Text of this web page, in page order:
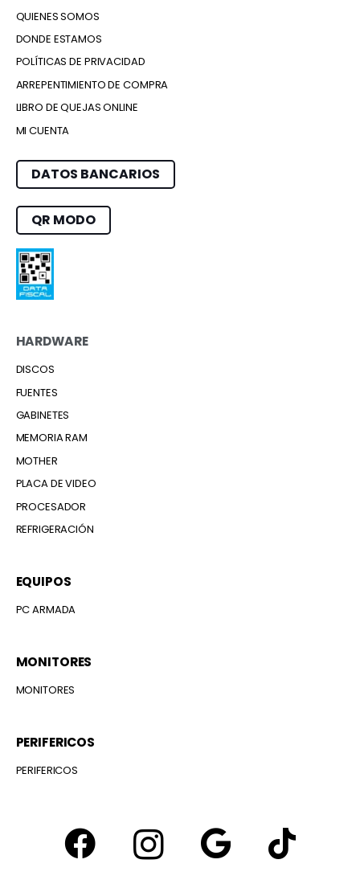
QUIENES SOMOS
DONDE ESTAMOS
POLÍTICAS DE PRIVACIDAD
ARREPENTIMIENTO DE COMPRA
LIBRO DE QUEJAS ONLINE
MI CUENTA
DATOS BANCARIOS
QR MODO
HARDWARE
DISCOS
FUENTES
GABINETES
MEMORIA RAM
MOTHER
PLACA DE VIDEO
PROCESADOR
REFRIGERACIÓN
EQUIPOS
PC ARMADA
MONITORES
MONITORES
PERIFERICOS
PERIFERICOS